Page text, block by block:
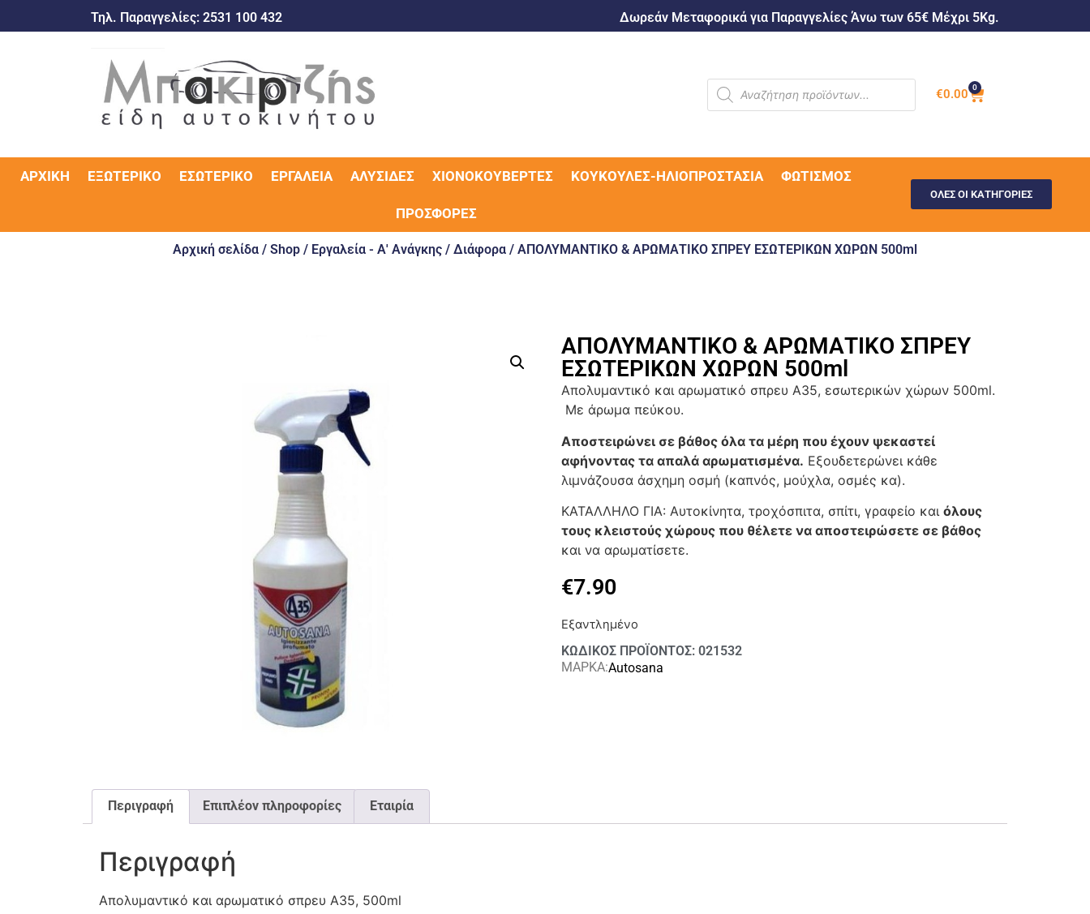
Τηλ. Παραγγελίες: 2531 100 432 Δωρεάν Μεταφορικά για Παραγγελίες Άνω των 65€ Μέχρι 5Kg.
€0.00 0
ΑΡΧΙΚΉ ΕΞΩΤΕΡΙΚΌ ΕΣΩΤΕΡΙΚΌ ΕΡΓΑΛΕΊΑ ΑΛΥΣΊΔΕΣ ΧΙΟΝΟΚΟΥΒΈΡΤΕΣ ΚΟΥΚΟΎΛΕΣ-ΗΛΙΟΠΡΟΣΤΑΣΊΑ ΦΩΤΙΣΜΌΣ
ΠΡΟΣΦΟΡΈΣ
ΟΛΕΣ ΟΙ ΚΑΤΗΓΟΡΙΕΣ
Αρχική σελίδα / Shop / Εργαλεία - Α' Ανάγκης / Διάφορα / ΑΠΟΛΥΜΑΝΤΙΚΟ & ΑΡΩΜΑΤΙΚΟ ΣΠΡΕΥ ΕΣΩΤΕΡΙΚΩΝ ΧΩΡΩΝ 500ml
ΑΠΟΛΥΜΑΝΤΙΚΟ & ΑΡΩΜΑΤΙΚΟ ΣΠΡΕΥ
ΕΣΩΤΕΡΙΚΩΝ ΧΩΡΩΝ 500ml
Απολυμαντικό και αρωματικό σπρευ A35, εσωτερικών χώρων 500ml.
Με άρωμα πεύκου.
Αποστειρώνει σε βάθος όλα τα μέρη που έχουν ψεκαστεί
αφήνοντας τα απαλά αρωματισμένα. Εξουδετερώνει κάθε
λιμνάζουσα άσχημη οσμή (καπνός, μούχλα, οσμές κα).
ΚΑΤΑΛΛΗΛΟ ΓΙΑ: Αυτοκίνητα, τροχόσπιτα, σπίτι, γραφείο και όλους
τους κλειστούς χώρους που θέλετε να αποστειρώσετε σε βάθος
και να αρωματίσετε.
€7.90
Εξαντλημένο
ΚΩΔΙΚΟΣ ΠΡΟΪΟΝΤΟΣ: 021532
ΜΑΡΚΑ:Autosana
Περιγραφή Επιπλέον πληροφορίες Εταιρία
Περιγραφή
Απολυμαντικό και αρωματικό σπρευ A35, 500ml